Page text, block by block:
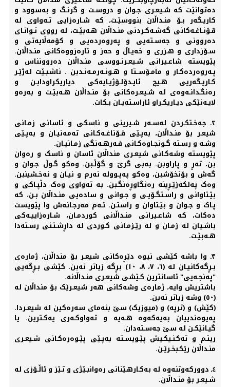
دەتوانێت کە شـیعـری جـوان و دروسـت و گرنـگ و بەسوود و
کاریـگەر بـۆ منـداڵان بنووسێـت، کە شـارەزایی تـەواوی لە
قـۆنـاغـەکانی گەشـەکـردنی منـداڵان هـەبێـت، لە رووی تـوانـای
دەروونی و جەسـتەیی و پەروەردەیی و کۆمەڵایەتی و
سـۆزداری و هـزری و خەیـاڵ و حەز و ئارەزووەکانی منـداڵان.
پێویستە شاعـیرانی شـیعـرنـووسی منـداڵان دەروونناس و
پـەروەردەکـار و مامـۆســتا و هـونـەرمـەنـدبن . ناشـبـێت لەژێـر
کـاریـگەریی هـیچ ئایـدۆلـۆژیـایەکی دیاریکراودابـن و
رەنگـدانـەوەی لە شـیعـرەکانی بۆ منـداڵان هـەبێـت و بەرەو
لایـەنێکی دیـاریکـراو ئاراسـتەیـان بـکات.
٢ـ جه‌خـتکـردن له‌سـه‌ر شـیرینی و ناسکی و ئاسانی زمـانی
شیعـر بۆ منـداڵان، بەپـێی قـۆناغـه‌کـانی ته‌مه‌نیـان و به‌پـێی
وشـه‌ و رسـته‌ گـونجـاوەکـانی فـه‌رهـه‌نگی زمـانیـان.
پێویسته‌ وشه‌کـانی شیعـری منداڵان ئاسان و ناسک و رەوان
بن، ته‌ڕ و پاراوبن. به‌بی گرێ و گۆڵـبن. وەکو گـوڵ جـوان و
گه‌ش و بۆنخۆشبن، وەکو په‌پـوولە نه‌رم و نیـان و نه‌خـشینبن.
وەک په‌لکه‌زێـڕینه‌ رەنگاوڕەنگـبن. به‌ ته‌واوی وەک دڵپـاکی و
بێـتاوانی و راسـتگـۆیـی و جـوانی و سادەیی منـداڵان بـن، کە
پـاک و جـوان و بێـتاوان و راستـن. ئـەم مەرجـانەش وا پێویست
دەکات، کە شاعـیرانی منـداڵانی کوردمـان، شـارەزاییـەکی
باشـیان لە زمـان و لە رێـزمـانی کـوردی لە داڕشـتـنی رسـتەدا
هـەبێـت.
٣ـ وا باشه‌ کێشی نیوە دێڕەکانی شیعـر بۆ منداڵان، ژمارەی
بـڕگه‌کانیـان له‌ (٦، ٧، ٨، ١٠) بڕگه‌ زیاتر نه‌بن. کێشی بـڕگه‌یی
"په‌نجـەیی" ئاسانترین کـێشی شیعـری منـداڵانه‌.
باشتریش وایه‌، ژمارەی وشه‌کانی هه‌ر شیعـرێک بۆ منداڵان له‌
(٥٠) وشه‌ زیاتر نه‌بن.
(کێش) و (ترپه‌) و (میوزیک) سێ بنه‌مای سه‌رەکین له‌ شیعـردا.
په‌یوەندییان به‌یه‌که‌وە هـه‌یه‌ و ته‌واوکـه‌ری یه‌کـترین. یا
گیـانێکـن له‌ سێ جه‌سـته‌دان.
ریتـم و ته‌کـنـیکـیش پێـویسـته‌ به‌پـێی پێـوەرەکـانی شـیعـری
منـداڵان رێکـبخـرێـن.
٤ـ دوورکه‌وتنه‌وە له‌ به‌کـارهـێنانی رەوانبـێژی و تـێز و ئاڵـۆزی له‌
شـیعـر بۆ منـداڵان.